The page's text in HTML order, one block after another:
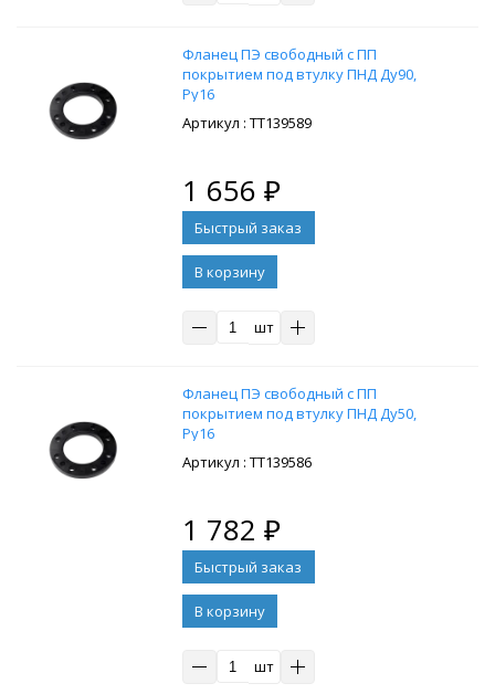
Фланец ПЭ свободный с ПП
покрытием под втулку ПНД Ду90,
Ру16
: ТТ139589
1 656 ₽
В корзину
шт
Фланец ПЭ свободный с ПП
покрытием под втулку ПНД Ду50,
Ру16
: ТТ139586
1 782 ₽
В корзину
шт